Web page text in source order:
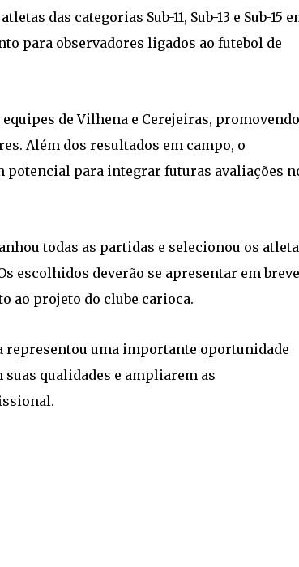
das categorias Sub-11, Sub-13 e Sub-15
para observadores ligados ao futebol de
de Vilhena e Cerejeiras, promovendo
Além dos resultados em campo, o
para integrar futuras avaliações
todas as partidas e selecionou os
escolhidos deverão se apresentar em breve
ao projeto do clube carioca.
representou uma importante oportunidade
qualidades e ampliarem as